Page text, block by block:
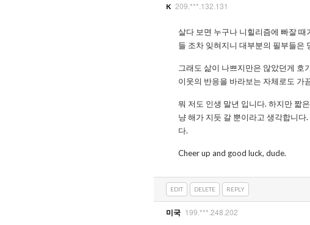
K 209.***.132.131
살다 보면 누구나 니힐리즘에 빠잘
들 조차 잊혀지니 대부분의 필부들은
그래도 삶이 나쁘지만은 않았던게 호
이웃의 반응을 바라보는 자체로도 가
뭐 저도 인생 말년 입니다. 하지만 짧
냥 해가 지듯 갈 뿐이라고 생각합니
다.
Cheer up and good luck, dude.
EDIT DELETE REPLY
미국 199.***.248.202